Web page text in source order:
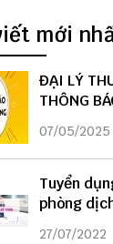
mới
ĐẠI LÝ
THÔNG
DỤNG
07/05/2025
Tuyển
phòng
năm 2022
27/07/2022